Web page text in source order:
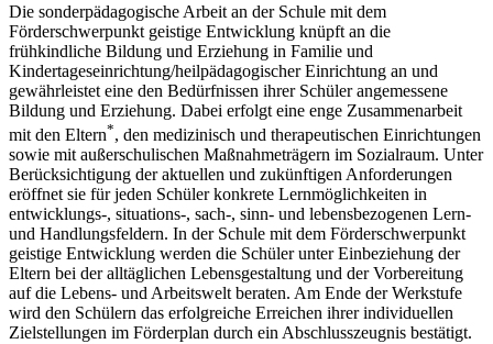
Die sonderpädagogische Arbeit an der Schule mit dem
Förderschwerpunkt geistige Entwicklung knüpft an die
frühkindliche Bildung und Erziehung in Familie und
Kindertageseinrichtung/heilpädagogischer Einrichtung an und
gewährleistet eine den Bedürfnissen ihrer Schüler angemessene
Bildung und Erziehung. Dabei erfolgt eine enge Zusammenarbeit
mit den Eltern*, den medizinisch und therapeutischen Einrichtungen
sowie mit außerschulischen Maßnahmeträgern im Sozialraum. Unter
Berücksichtigung der aktuellen und zukünftigen Anforderungen
eröffnet sie für jeden Schüler konkrete Lernmöglichkeiten in
entwicklungs-, situations-, sach-, sinn- und lebensbezogenen Lern-
und Handlungsfeldern. In der Schule mit dem Förderschwerpunkt
geistige Entwicklung werden die Schüler unter Einbeziehung der
Eltern bei der alltäglichen Lebensgestaltung und der Vorbereitung
auf die Lebens- und Arbeitswelt beraten. Am Ende der Werkstufe
wird den Schülern das erfolgreiche Erreichen ihrer individuellen
Zielstellungen im Förderplan durch ein Abschlusszeugnis bestätigt.